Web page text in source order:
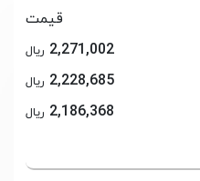
قیمت
2,271,002 ریال
2,228,685 ریال
2,186,368 ریال